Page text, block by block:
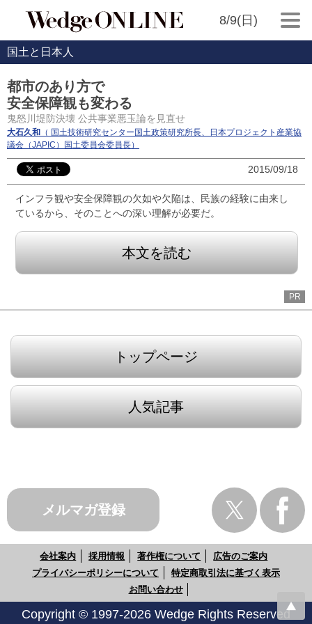
8/9(日)
国土と日本人
都市のあり方で
安全保障観も変わる
鬼怒川堤防決壊 公共事業悪玉論を見直せ
大石久和
（ 国土技術研究センター国土政策研究所長、日本プロジェクト産業協
議会（JAPIC）国土委員会委員長）
2015/09/18
インフラ観や安全保障観の欠如や欠陥は、民族の経験に由来し
ているから、そのことへの深い理解が必要だ。
本文を読む
PR
トップページ
人気記事
メルマガ登録
会社案内 採用情報 著作権について
広告のご案内
プライバシーポリシーについて
特定商取引法に基づく表示
お問い合わせ
Copyright © 1997-2026 Wedge Rights Reserved